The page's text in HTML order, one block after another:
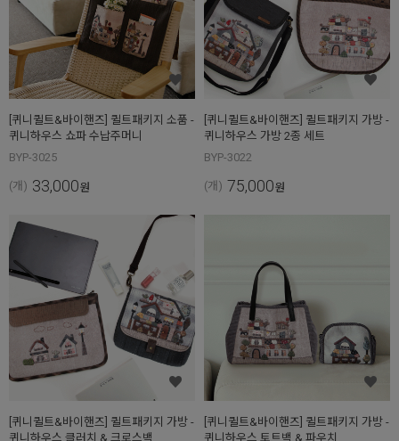
[퀴니퀼트&바이핸즈] 퀼트패키지 소품 -
퀴니하우스 쇼파 수납주머니
BYP-3025
(개) 33,000원
[퀴니퀼트&바이핸즈] 퀼트패키지 가방 -
퀴니하우스 가방 2종 세트
BYP-3022
(개) 75,000원
[퀴니퀼트&바이핸즈] 퀼트패키지 가방 -
퀴니하우스 클러치 & 크로스백
[퀴니퀼트&바이핸즈] 퀼트패키지 가방 -
퀴니하우스 토트백 & 파우치